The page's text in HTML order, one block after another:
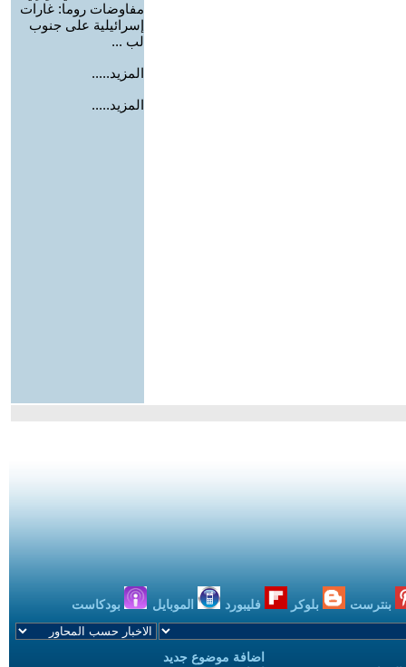
مفاوضات روما: غارات
إسرائيلية على جنوب
لب ...
المزيد.....
المزيد.....
بنترست بلوكر فليبورد الموبايل بودكاست
اضافة موضوع جديد